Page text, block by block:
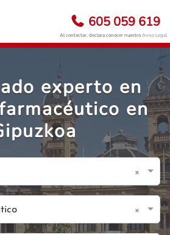
605 059 619
Al contactar, declara conocer nuestroAviso Legal
experto en
en
×
×